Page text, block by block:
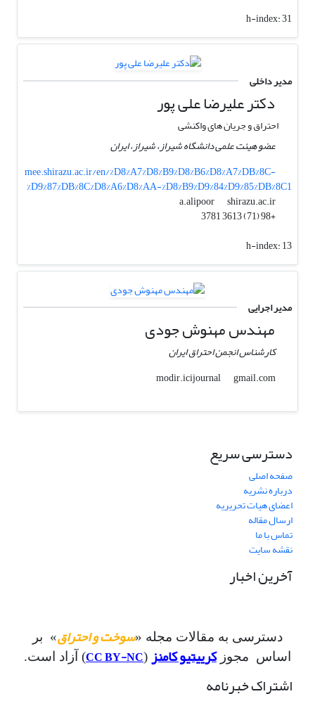
h-index:31
مدیر داخلی
دکتر علیرضا علی پور
احتراق و جریان های واکنشی
عضو هیئت علمی دانشگاه شیراز، شیراز، ایران
mee.shirazu.ac.ir/en/%D8%A7%D8%B9%D8%B6%D8%A7%DB%8C-
%D9%87%DB%8C%D8%A6%D8%AA-%D8%B9%D9%84%D9%85%DB%8C1
a.alipoor
shirazu.ac.ir
+98 (71) 3613 3781
h-index:13
مدیر اجرایی
مهندس مهنوش جودی
کارشناس انجمن احتراق ایران
modir.icijournal
gmail.com
دسترسی سریع
صفحه اصلی
درباره نشریه
اعضای هیات تحریریه
ارسال مقاله
تماس با ما
نقشه سایت
آخرین اخبار
دسترسی به مقالات مجله «سوخت و احتراق» بر
اساس مجوزکرییتیو کامنز (
CC BY-NC) آزاد است.
اشتراک خبرنامه